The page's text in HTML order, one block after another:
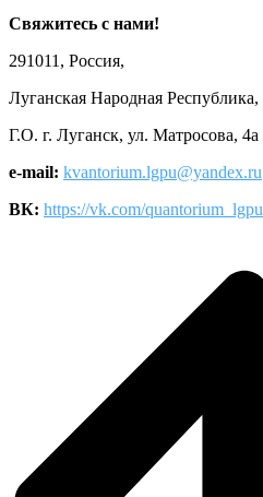
Свяжитесь с нами!
291011, Россия,
Луганская Народная Республика,
Г.О. г. Луганск, ул. Матросова, 4а
e-mail: kvantorium.lgpu@yandex.ru
ВК: https://vk.com/quantorium_lgpu